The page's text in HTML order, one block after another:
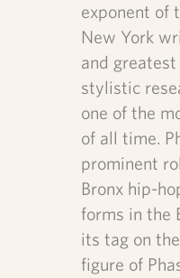
exponent of
New York
and
stylistic
one of the
of all time.
prominent
Bronx hip-
forms in the
its tag on
figure of